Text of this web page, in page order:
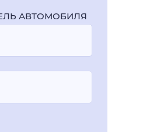
АВТОМОБИЛЯ